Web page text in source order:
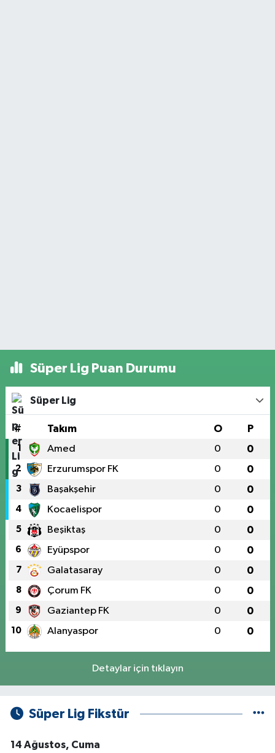
Süper Lig Puan Durumu
Süper Lig
# Takım O P
1 Amed 0 0
2 Erzurumspor FK 0 0
3 Başakşehir 0 0
4 Kocaelispor 0 0
5 Beşiktaş 0 0
6 Eyüpspor 0 0
7 Galatasaray 0 0
8 Çorum FK 0 0
9 Gaziantep FK 0 0
10 Alanyaspor 0 0
Detaylar için tıklayın
Süper Lig Fikstür
14 Ağustos, Cuma